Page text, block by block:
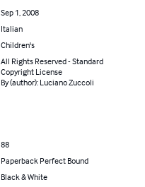
Sep 1, 2008
Italian
Children's
All Rights Reserved - Standard
Copyright License
By (author): Luciano Zuccoli
88
Paperback Perfect Bound
Black & White